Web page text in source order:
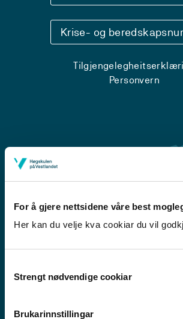
For å gjere nettsidene våre best
Her kan du velje kva cookiar du vil
Selection
Strengt nødvendige cookiar
Brukarinnstillingar
Krise- og
Personvern
Førde
Bergen
Haugesund